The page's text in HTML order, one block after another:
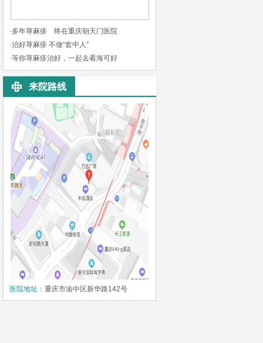
·多年荨麻疹 终在重庆朝天门医院
·治好荨麻疹 不做“套中人”
·等你荨麻疹治好，一起去看海可好
来院路线
医院地址 ：重庆市渝中区新华路142号